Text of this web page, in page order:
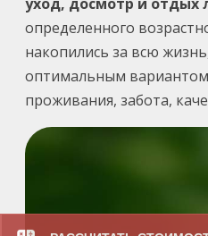
определенного
накопились за всю
оптимальным
проживания, забота,